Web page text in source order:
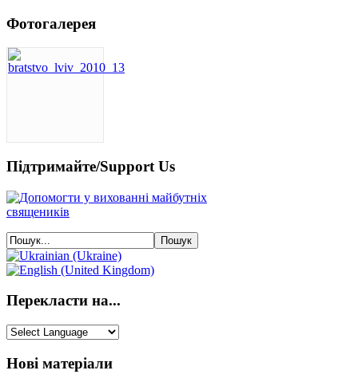
Фотогалерея
Підтримайте/Support Us
Перекласти на...
Нові матеріали